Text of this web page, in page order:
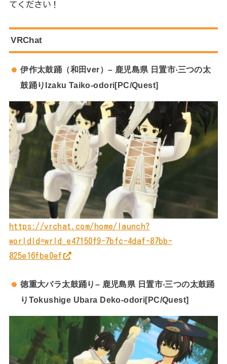
てください！
VRChat
伊作太⿎踊（和⽥ver）– ⿅児島県 ⽇置市‧三つの太
⿎踊りIzaku Taiko-odori[PC/Quest]
https://vrchat.com/home/launch?
worldId=wrld_e47150f9-7bfc-4daf-87bb-
825e16fbe0ef
徳重⼤バラ太⿎踊り– ⿅児島県 ⽇置市‧三つの太⿎踊
りTokushige Ubara Deko-odori[PC/Quest]